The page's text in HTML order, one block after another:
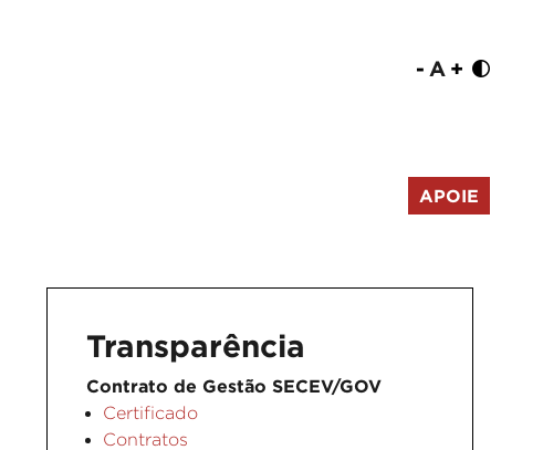
- A +
APOIE
Transparência
Contrato de Gestão SECEV/GOV
Certificado
Contratos